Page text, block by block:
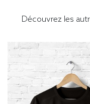
Découvrez les